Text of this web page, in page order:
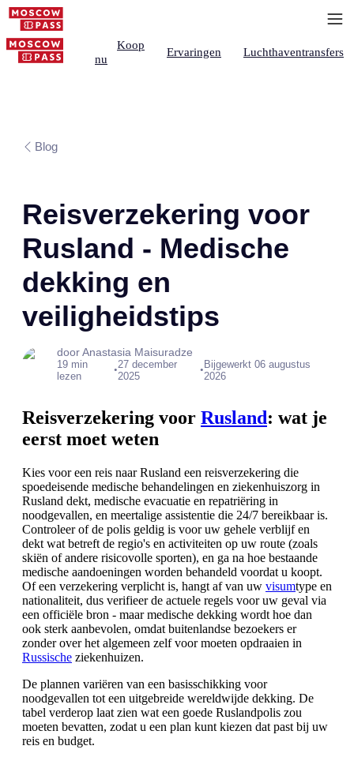
Koop
nu
Ervaringen Luchthaventransfers
Blog
Reisverzekering voor
Rusland - Medische
dekking en
veiligheidstips
door Anastasia Maisuradze
19 min
lezen
•27 december
2025
• Bijgewerkt 06 augustus
2026
Reisverzekering voor Rusland: wat je
eerst moet weten
Kies voor een reis naar Rusland een reisverzekering die
spoedeisende medische behandelingen en ziekenhuiszorg in
Rusland dekt, medische evacuatie en repatriëring in
noodgevallen, en meertalige assistentie die 24/7 bereikbaar is.
Controleer of de polis geldig is voor uw gehele verblijf en
dekt wat betreft de regio's en activiteiten op uw route (zoals
skiën of andere risicovolle sporten), en ga na hoe bestaande
medische aandoeningen worden behandeld voordat u koopt.
Of een verzekering verplicht is, hangt af van uw visumtype en
nationaliteit, dus verifieer de actuele regels voor uw geval via
een officiële bron - maar medische dekking wordt hoe dan
ook sterk aanbevolen, omdat buitenlandse bezoekers er
zonder over het algemeen zelf voor moeten opdraaien in
Russische ziekenhuizen.
De plannen variëren van een basisschikking voor
noodgevallen tot een uitgebreide wereldwijde dekking. De
tabel verderop laat zien wat een goede Ruslandpolis zou
moeten bevatten, zodat u een plan kunt kiezen dat past bij uw
reis en budget.